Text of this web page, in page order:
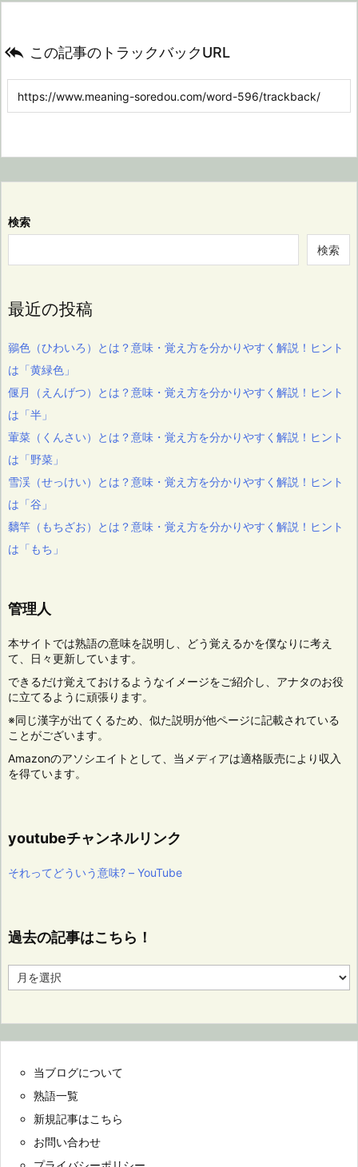
 この記事のトラックバックURL
検索
検索
最近の投稿
鶸色（ひわいろ）とは？意味・覚え方を分かりやすく解説！ヒント
は「黄緑色」
偃月（えんげつ）とは？意味・覚え方を分かりやすく解説！ヒント
は「半」
葷菜（くんさい）とは？意味・覚え方を分かりやすく解説！ヒント
は「野菜」
雪渓（せっけい）とは？意味・覚え方を分かりやすく解説！ヒント
は「谷」
黐竿（もちざお）とは？意味・覚え方を分かりやすく解説！ヒント
は「もち」
管理人
本サイトでは熟語の意味を説明し、どう覚えるかを僕なりに考え
て、日々更新しています。
できるだけ覚えておけるようなイメージをご紹介し、アナタのお役
に立てるように頑張ります。
※同じ漢字が出てくるため、似た説明が他ページに記載されている
ことがございます。
Amazonのアソシエイトとして、当メディアは適格販売により収入
を得ています。
youtubeチャンネルリンク
それってどういう意味? – YouTube
過去の記事はこちら！
去
ら！
当ブログについて
熟語一覧
新規記事はこちら
お問い合わせ